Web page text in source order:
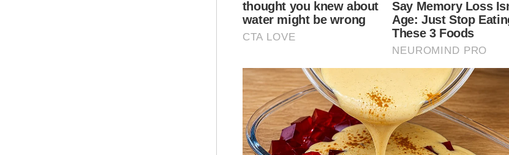
Culik Budak
Artikel Disyorkan